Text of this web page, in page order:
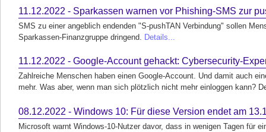
11.12.2022 - Sparkassen warnen vor Phishing-SMS zur
SMS zu einer angeblich endenden "S-pushTAN Verbindung" sollen
Sparkassen-Finanzgruppe dringend. Details...
11.12.2022 - Google-Account gehackt: Cybersecurity-
Zahlreiche Menschen haben einen Google-Account. Und damit auch
mehr. Was aber, wenn man sich plötzlich nicht mehr einloggen kann?
08.12.2022 - Windows 10: Für diese Version endet am
Microsoft warnt Windows-10-Nutzer davor, dass in wenigen Tagen für